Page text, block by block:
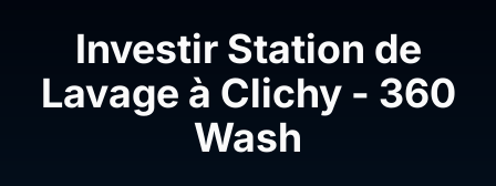
Investir Station de
Lavage à Clichy - 360
Wash